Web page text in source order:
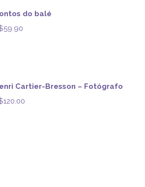
do balé
59.90
Cartier-Bresson – Fotógrafo
120.00